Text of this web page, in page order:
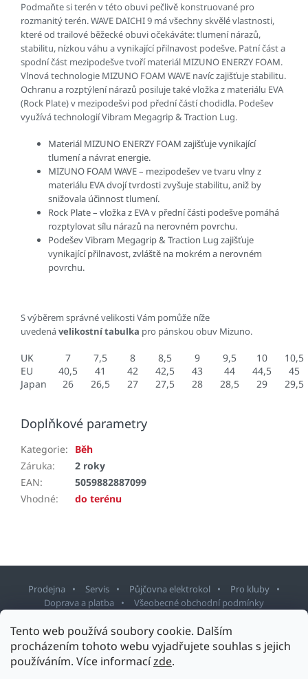
Tento web používá soubory cookie. Dalším
procházením tohoto webu vyjadřujete souhlas s jejich
používáním. Více informacízde.
Podmaňte si terén v této obuvi pečlivě konstruované pro
rozmanitý terén. WAVE DAICHI 9 má všechny skvělé vlastnosti,
které od trailové běžecké obuvi očekáváte: tlumení nárazů,
stabilitu, nízkou váhu a vynikající přilnavost podešve. Patní část a
spodní část mezipodešve tvoří materiál MIZUNO ENERZY FOAM.
Vlnová technologie MIZUNO FOAM WAVE navíc zajišťuje stabilitu.
Ochranu a rozptýlení nárazů posiluje také vložka z materiálu EVA
(Rock Plate) v mezipodešvi pod přední částí chodidla. Podešev
využívá technologií Vibram Megagrip & Traction Lug.
Materiál MIZUNO ENERZY FOAM zajišťuje vynikající
tlumení a návrat energie.
MIZUNO FOAM WAVE – mezipodešev ve tvaru vlny z
materiálu EVA dvojí tvrdosti zvyšuje stabilitu, aniž by
snižovala účinnost tlumení.
Rock Plate – vložka z EVA v přední části podešve pomáhá
rozptylovat sílu nárazů na nerovném povrchu.
Podešev Vibram Megagrip & Traction Lug zajišťuje
vynikající přilnavost, zvláště na mokrém a nerovném
povrchu.
S výběrem správné velikosti Vám pomůže níže
uvedenávelikostní tabulka pro pánskou obuv Mizuno.
UK 7 7,5 8 8,5 9 9,5 10
10,5
EU
40,5 41 42 42,5 43 44 44,5
45
Japan
26 26,5 27 27,5 28 28,5 29 29,5
Doplňkové parametry
Kategorie:
Běh
Záruka:
2 roky
EAN:
5059882887099
Vhodné: do terénu
Prodejna Servis Půjčovna elektrokol
Pro kluby
Doprava a platba
Všeobecné obchodní podmínky